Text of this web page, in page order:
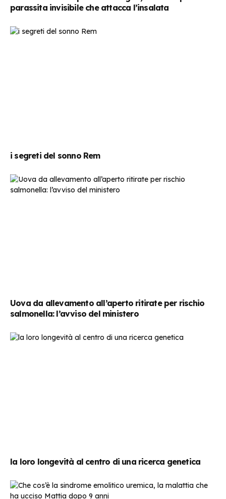
parassita invisibile che attacca l’insalata
i segreti del sonno Rem
Uova da allevamento all’aperto ritirate per rischio
salmonella: l’avviso del ministero
la loro longevità al centro di una ricerca genetica